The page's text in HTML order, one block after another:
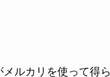
メルカリを使って得